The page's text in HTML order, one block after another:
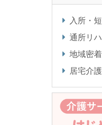
入所・
通所リ
地域密
居宅介